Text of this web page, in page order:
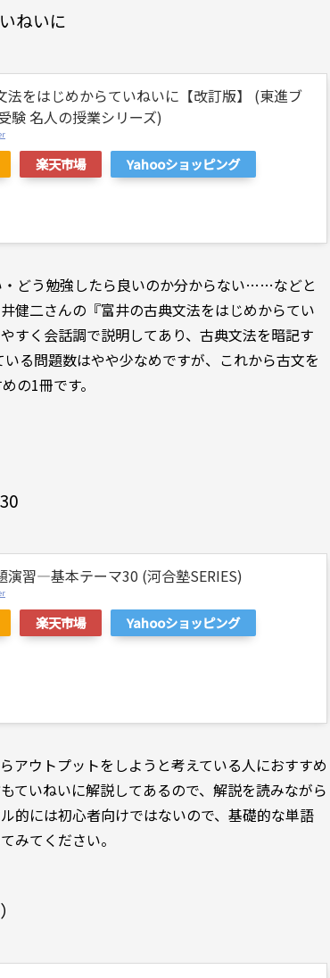
ねいに
法をはじめからていねいに【改訂版】 (東進ブ
験 名人の授業シリーズ)
楽天市場 Yahooショッピング
どう勉強したら良いのか分からない……などと
健二さんの『富井の古典文法をはじめからてい
すく会話調で説明してあり、古典文法を暗記す
る問題数はやや少なめですが、これから古文を
の1冊です。
演習―基本テーマ30 (河合塾SERIES)
楽天市場 Yahooショッピング
アウトプットをしようと考えている人におすすめ
ていねいに解説してあるので、解説を読みながら
的には初心者向けではないので、基礎的な単語
みてください。